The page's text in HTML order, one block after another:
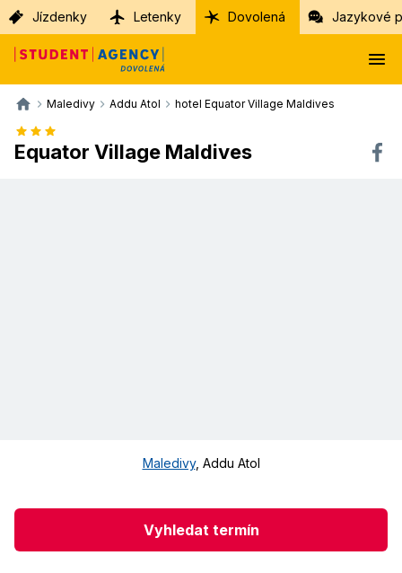
Jízdenky Letenky Dovolená Jazykové
Maledivy Addu Atol hotel Equator Village Maldives
Equator Village Maldives
Maledivy, Addu Atol
Vyhledat termín